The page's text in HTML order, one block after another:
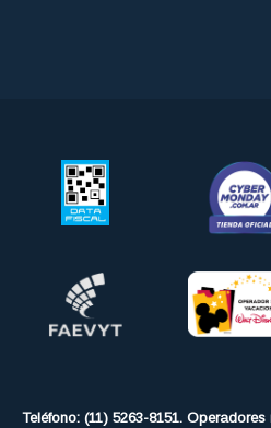
Teléfono: (11) 5263-8151.